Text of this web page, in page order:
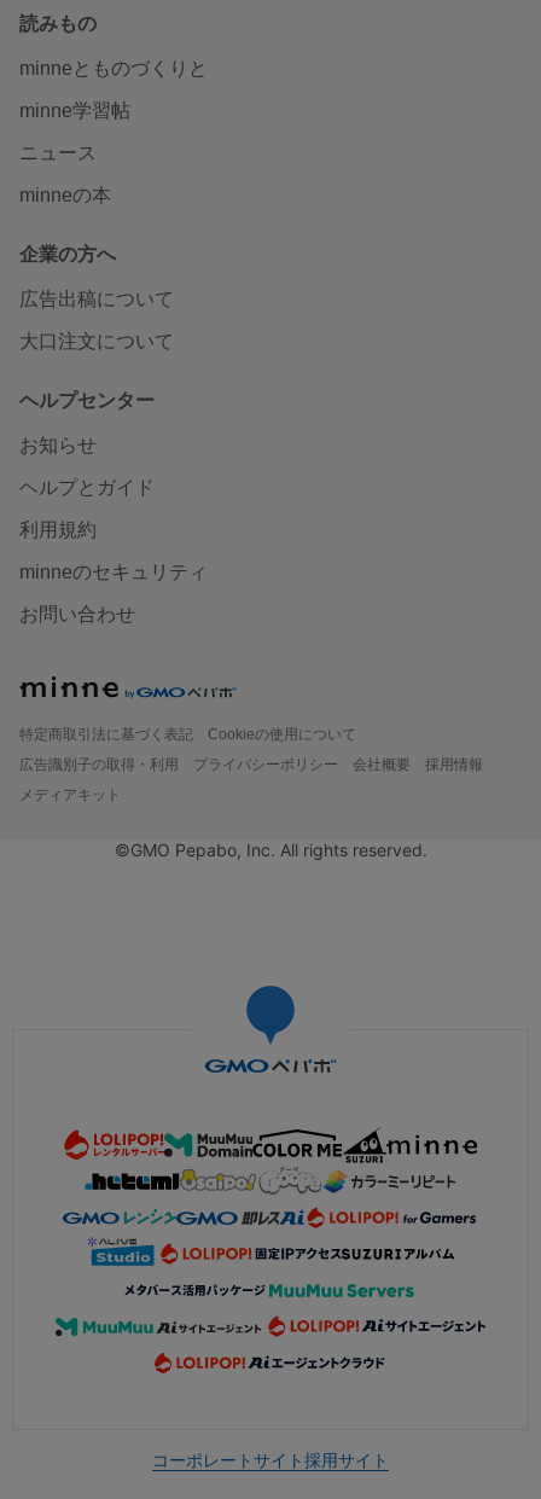
読みもの
minneとものづくりと
minne学習帖
ニュース
minneの本
企業の方へ
広告出稿について
大口注文について
ヘルプセンター
お知らせ
ヘルプとガイド
利用規約
minneのセキュリティ
お問い合わせ
特定商取引法に基づく表記
Cookieの使用について
広告識別子の取得・利用
プライバシーポリシー 会社概要
採用情報
メディアキット
©GMO Pepabo, Inc. All rights reserved.
コーポレートサイト採用サイト